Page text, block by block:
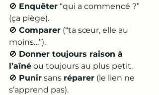
🚫 Enquêter “qui a commencé ?”
(ça piège).
🚫 Comparer (“ta sœur, elle au
moins…”).
🚫 Donner toujours raison à
l’aîné ou toujours au plus petit.
🚫 Punir sans réparer (le lien ne
s’apprend pas).